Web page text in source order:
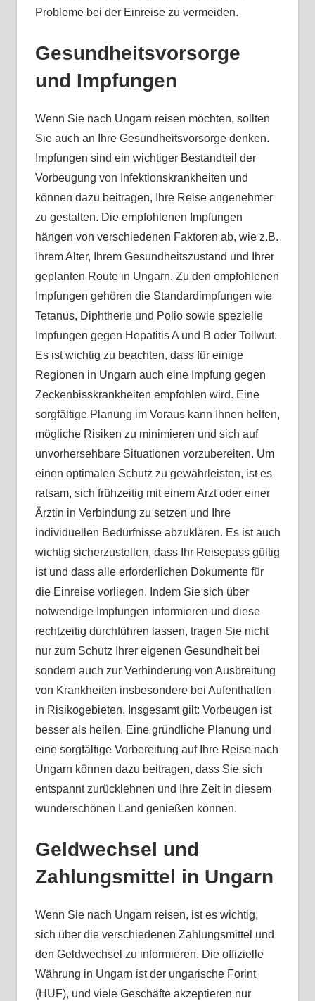
Probleme bei der Einreise zu vermeiden.
Gesundheitsvorsorge
und Impfungen
Wenn Sie nach Ungarn reisen möchten, sollten
Sie auch an Ihre Gesundheitsvorsorge denken.
Impfungen sind ein wichtiger Bestandteil der
Vorbeugung von Infektionskrankheiten und
können dazu beitragen, Ihre Reise angenehmer
zu gestalten. Die empfohlenen Impfungen
hängen von verschiedenen Faktoren ab, wie z.B.
Ihrem Alter, Ihrem Gesundheitszustand und Ihrer
geplanten Route in Ungarn. Zu den empfohlenen
Impfungen gehören die Standardimpfungen wie
Tetanus, Diphtherie und Polio sowie spezielle
Impfungen gegen Hepatitis A und B oder Tollwut.
Es ist wichtig zu beachten, dass für einige
Regionen in Ungarn auch eine Impfung gegen
Zeckenbisskrankheiten empfohlen wird. Eine
sorgfältige Planung im Voraus kann Ihnen helfen,
mögliche Risiken zu minimieren und sich auf
unvorhersehbare Situationen vorzubereiten. Um
einen optimalen Schutz zu gewährleisten, ist es
ratsam, sich frühzeitig mit einem Arzt oder einer
Ärztin in Verbindung zu setzen und Ihre
individuellen Bedürfnisse abzuklären. Es ist auch
wichtig sicherzustellen, dass Ihr Reisepass gültig
ist und dass alle erforderlichen Dokumente für
die Einreise vorliegen. Indem Sie sich über
notwendige Impfungen informieren und diese
rechtzeitig durchführen lassen, tragen Sie nicht
nur zum Schutz Ihrer eigenen Gesundheit bei
sondern auch zur Verhinderung von Ausbreitung
von Krankheiten insbesondere bei Aufenthalten
in Risikogebieten. Insgesamt gilt: Vorbeugen ist
besser als heilen. Eine gründliche Planung und
eine sorgfältige Vorbereitung auf Ihre Reise nach
Ungarn können dazu beitragen, dass Sie sich
entspannt zurücklehnen und Ihre Zeit in diesem
wunderschönen Land genießen können.
Geldwechsel und
Zahlungsmittel in Ungarn
Wenn Sie nach Ungarn reisen, ist es wichtig,
sich über die verschiedenen Zahlungsmittel und
den Geldwechsel zu informieren. Die offizielle
Währung in Ungarn ist der ungarische Forint
(HUF), und viele Geschäfte akzeptieren nur